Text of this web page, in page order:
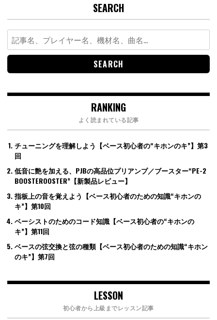
SEARCH
Search
for:
RANKING
よく読まれている記事
チューニングを理解しよう【ベース初心者の“キホンのキ”】第3
回
低音に艶を加える、PJBの高品位プリアンプ／ブースター“PE-2
BOOSTEROOSTER”【新製品レビュー】
指板上の音を覚えよう【ベース初心者のための知識“キホンの
キ”】第10回
ベーシストのためのコード知識【ベース初心者の“キホンの
キ”】第11回
ベースの弦交換と弦の種類【ベース初心者のための知識“キホン
のキ”】第7回
LESSON
初心者から上級までレッスン記事